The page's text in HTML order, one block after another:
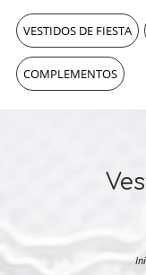
VESTIDOS DE FIESTA
COMPLEMENTOS